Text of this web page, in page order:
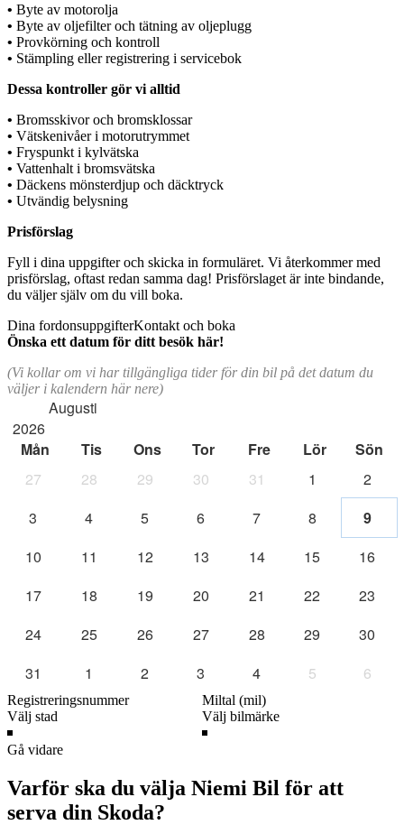
• Byte av motorolja
• Byte av oljefilter och tätning av oljeplugg
• Provkörning och kontroll
• Stämpling eller registrering i servicebok
Dessa kontroller gör vi alltid
• Bromsskivor och bromsklossar
• Vätskenivåer i motorutrymmet
• Fryspunkt i kylvätska
• Vattenhalt i bromsvätska
• Däckens mönsterdjup och däcktryck
• Utvändig belysning
Prisförslag
Fyll i dina uppgifter och skicka in formuläret. Vi återkommer med
prisförslag, oftast redan samma dag! Prisförslaget är inte bindande,
du väljer själv om du vill boka.
Dina fordonsuppgifterKontakt och boka
Önska ett datum för ditt besök här!
(Vi kollar om vi har tillgängliga tider för din bil på det datum du
väljer i kalendern här nere)
Augusti
2026
Mån
Tis Ons Tor Fre Lör
Sön
27
28 29 30 31 1
2
3
4 5 6 7 8
9
10
11 12 13 14 15
16
17
18 19 20 21 22
23
24
25 26 27 28 29
30
31
1 2 3 4 5 6
Gå vidare
Varför ska du välja Niemi Bil för att
serva din Skoda?